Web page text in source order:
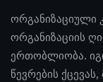
ორგანიზაციული
ორგანიზაციის
ერთობლიობა.
წევრების